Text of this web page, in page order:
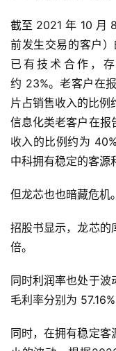
截至 2021 年 10 月
前发生交易的客户
已有技术合作，
约 23%。老客户在
片占销售收入的比例
信息化类老客户在报
收入的比例约为
中科拥有稳定的客源
但龙芯也也暗藏危机。
招股书显示，龙芯的
倍。
同时利润率也处于
毛利率分别为
同时，在拥有稳定